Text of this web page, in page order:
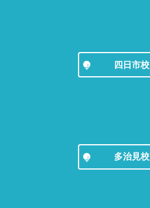
四日市校
多治見校